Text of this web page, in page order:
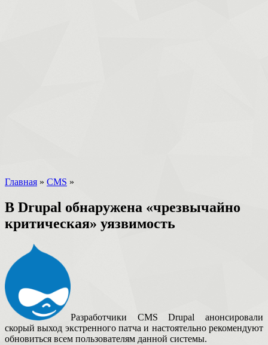
Главная » CMS »
В Drupal обнаружена «чрезвычайно
критическая» уязвимость
Разработчики CMS Drupal анонсировали
скорый выход экстренного патча и настоятельно рекомендуют
обновиться всем пользователям данной системы.